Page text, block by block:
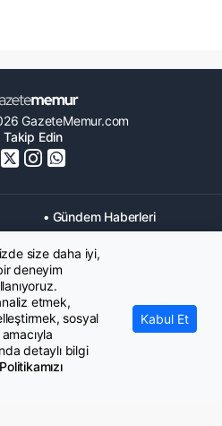
GazeteMemur.com
Takip Edin
• Gündem Haberleri
• KPSS Haberleri
• Eğitim Haberleri
• Maaş Verileri Haberleri
size daha iyi,
deneyim
etmek,
sosyal
detaylı bilgi
Kabul Et